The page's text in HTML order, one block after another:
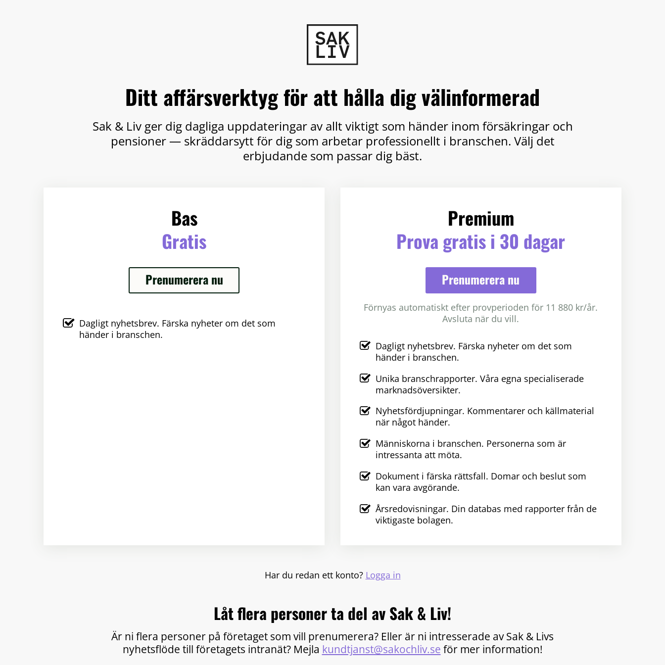
Ditt affärsverktyg för att hålla dig välinformerad
Sak & Liv ger dig dagliga uppdateringar av allt viktigt som händer inom försäkringar och
pensioner — skräddarsytt för dig som arbetar professionellt i branschen. Välj det
erbjudande som passar dig bäst.
Bas
Gratis
Prenumerera nu
Dagligt nyhetsbrev. Färska nyheter om det som
händer i branschen.
Premium
Prova gratis i 30 dagar
Prenumerera nu
Förnyas automatiskt efter provperioden för 11 880 kr/år.
Avsluta när du vill.
Dagligt nyhetsbrev. Färska nyheter om det som
händer i branschen.
Unika branschrapporter. Våra egna specialiserade
marknadsöversikter.
Nyhetsfördjupningar. Kommentarer och källmaterial
när något händer.
Människorna i branschen. Personerna som är
intressanta att möta.
Dokument i färska rättsfall. Domar och beslut som
kan vara avgörande.
Årsredovisningar. Din databas med rapporter från de
viktigaste bolagen.
Har du redan ett konto? Logga in
Låt flera personer ta del av Sak & Liv!
Är ni flera personer på företaget som vill prenumerera? Eller är ni intresserade av Sak & Livs
nyhetsflöde till företagets intranät? Mejla kundtjanst@sakochliv.se för mer information!